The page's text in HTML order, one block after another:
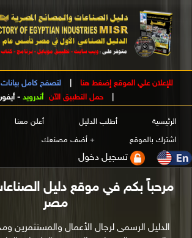
للإعلان علي الموقع إضغط هنا
لتصفح كامل
حمل التطبيق الآن أندرويد -
الرئيسية أطلب الدليل أعلن معنا
اشترك بالموقع
+ أضف مصنعك
تسجيل دخول
مرحباً بكم في موقع دليل
مصر
الدليل الرسمى لرجال الأعمال والمستثمرين